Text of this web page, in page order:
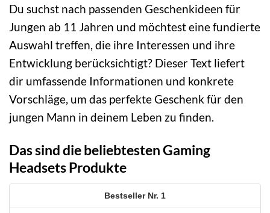
Du suchst nach passenden Geschenkideen für
Jungen ab 11 Jahren und möchtest eine fundierte
Auswahl treffen, die ihre Interessen und ihre
Entwicklung berücksichtigt? Dieser Text liefert
dir umfassende Informationen und konkrete
Vorschläge, um das perfekte Geschenk für den
jungen Mann in deinem Leben zu finden.
Das sind die beliebtesten Gaming
Headsets Produkte
1